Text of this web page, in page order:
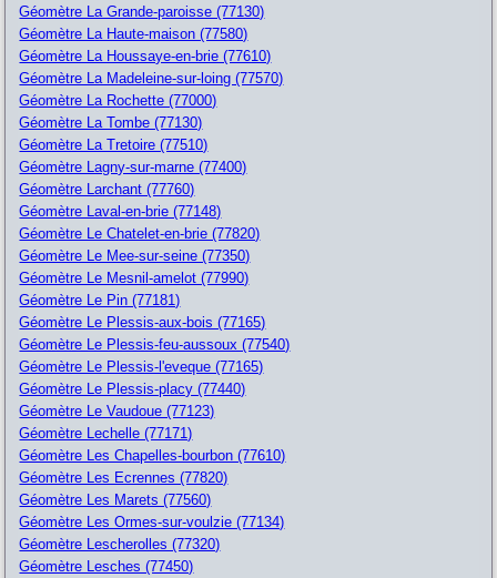
Géomètre La Grande-paroisse (77130)
Géomètre La Haute-maison (77580)
Géomètre La Houssaye-en-brie (77610)
Géomètre La Madeleine-sur-loing (77570)
Géomètre La Rochette (77000)
Géomètre La Tombe (77130)
Géomètre La Tretoire (77510)
Géomètre Lagny-sur-marne (77400)
Géomètre Larchant (77760)
Géomètre Laval-en-brie (77148)
Géomètre Le Chatelet-en-brie (77820)
Géomètre Le Mee-sur-seine (77350)
Géomètre Le Mesnil-amelot (77990)
Géomètre Le Pin (77181)
Géomètre Le Plessis-aux-bois (77165)
Géomètre Le Plessis-feu-aussoux (77540)
Géomètre Le Plessis-l'eveque (77165)
Géomètre Le Plessis-placy (77440)
Géomètre Le Vaudoue (77123)
Géomètre Lechelle (77171)
Géomètre Les Chapelles-bourbon (77610)
Géomètre Les Ecrennes (77820)
Géomètre Les Marets (77560)
Géomètre Les Ormes-sur-voulzie (77134)
Géomètre Lescherolles (77320)
Géomètre Lesches (77450)